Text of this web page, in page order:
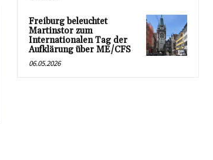
Freiburg beleuchtet
Martinstor zum
Internationalen Tag der
Aufklärung über ME/CFS
06.05.2026